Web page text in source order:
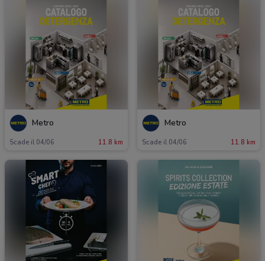
Metro
Scade il 04/06 11.8 km
Metro
Scade il 04/06 11.8 km